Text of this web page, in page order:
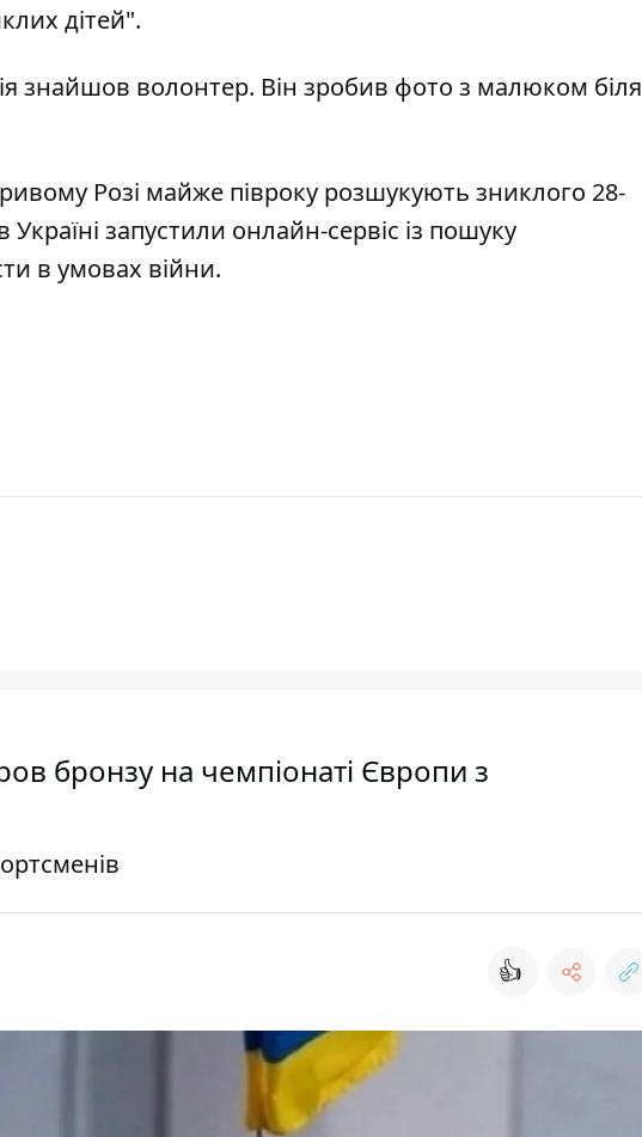
дітей".
знайшов волонтер. Він зробив фото з малюком біля
Розі майже півроку розшукують зниклого 28-
запустили онлайн-сервіс із пошуку
в умовах війни.
бронзу на чемпіонаті Європи з
👍